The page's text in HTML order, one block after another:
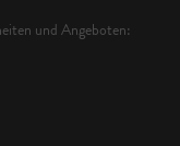
und Angeboten: